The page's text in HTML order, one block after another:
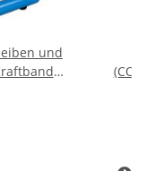
und
Bänder,